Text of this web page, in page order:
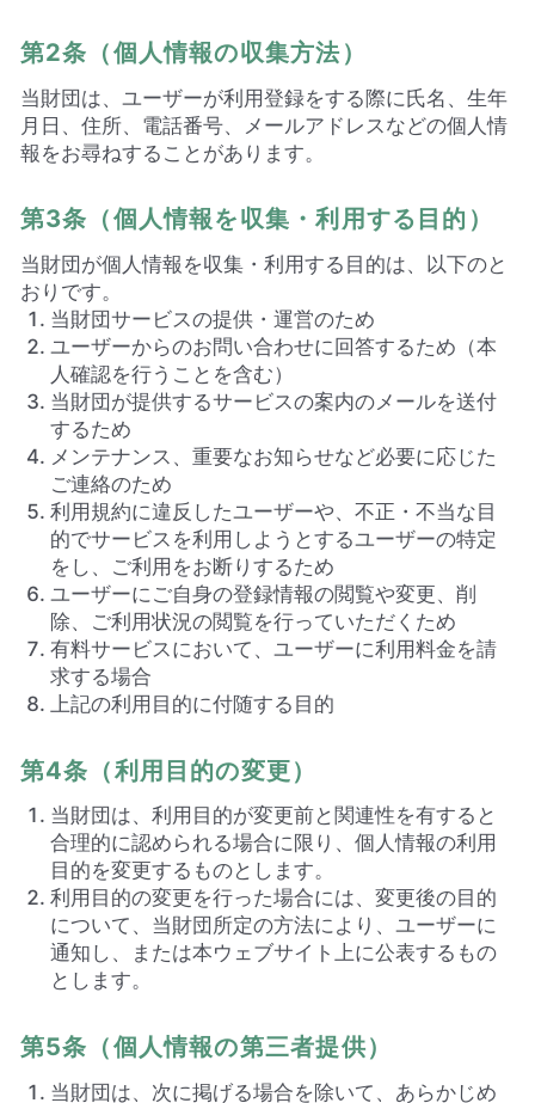
第2条（個人情報の収集方法）
当財団は、ユーザーが利用登録をする際に氏名、生年
月日、住所、電話番号、メールアドレスなどの個人情
報をお尋ねすることがあります。
第3条（個人情報を収集・利用する目的）
当財団が個人情報を収集・利用する目的は、以下のと
おりです。
当財団サービスの提供・運営のため
ユーザーからのお問い合わせに回答するため（本
人確認を行うことを含む）
当財団が提供するサービスの案内のメールを送付
するため
メンテナンス、重要なお知らせなど必要に応じた
ご連絡のため
利用規約に違反したユーザーや、不正・不当な目
的でサービスを利用しようとするユーザーの特定
をし、ご利用をお断りするため
ユーザーにご自身の登録情報の閲覧や変更、削
除、ご利用状況の閲覧を行っていただくため
有料サービスにおいて、ユーザーに利用料金を請
求する場合
上記の利用目的に付随する目的
第4条（利用目的の変更）
当財団は、利用目的が変更前と関連性を有すると
合理的に認められる場合に限り、個人情報の利用
目的を変更するものとします。
利用目的の変更を行った場合には、変更後の目的
について、当財団所定の方法により、ユーザーに
通知し、または本ウェブサイト上に公表するもの
とします。
第5条（個人情報の第三者提供）
当財団は、次に掲げる場合を除いて、あらかじめ